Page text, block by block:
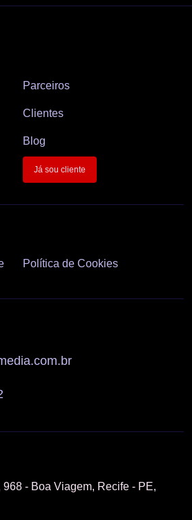
Parceiros
Clientes
Blog
Já sou cliente
Política de Cookies
- Boa Viagem, Recife - PE,